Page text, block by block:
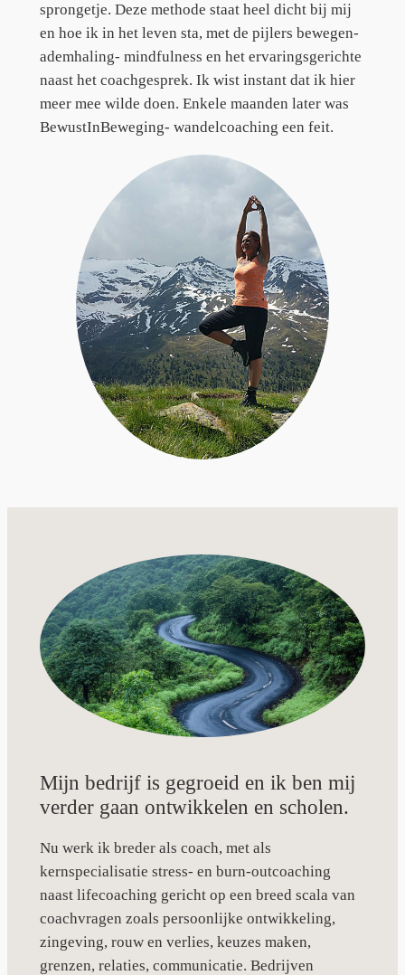
sprongetje. Deze methode staat heel dicht bij mij
en hoe ik in het leven sta, met de pijlers bewegen-
ademhaling- mindfulness en het ervaringsgerichte
naast het coachgesprek. Ik wist instant dat ik hier
meer mee wilde doen. Enkele maanden later was
BewustInBeweging- wandelcoaching een feit.
Mijn bedrijf is gegroeid en ik ben mij
verder gaan ontwikkelen en scholen.
Nu werk ik breder als coach, met als
kernspecialisatie stress- en burn-outcoaching
naast lifecoaching gericht op een breed scala van
coachvragen zoals persoonlijke ontwikkeling,
zingeving, rouw en verlies, keuzes maken,
grenzen, relaties, communicatie. Bedrijven